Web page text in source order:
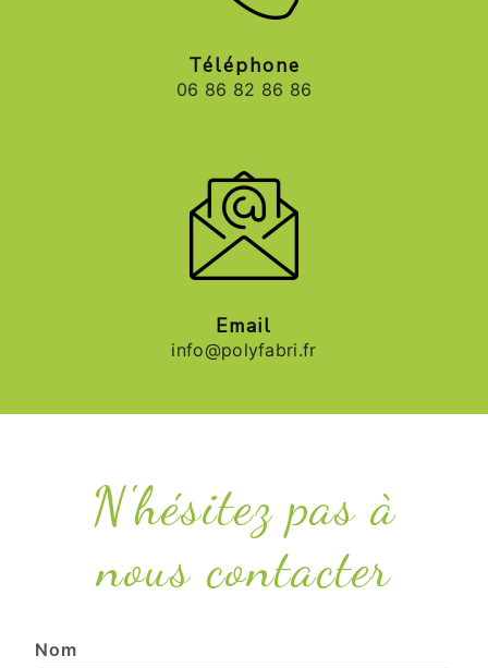
Téléphone
06 86 82 86 86
Email
info@polyfabri.fr
N'hésitez pas à
nous contacter
Nom